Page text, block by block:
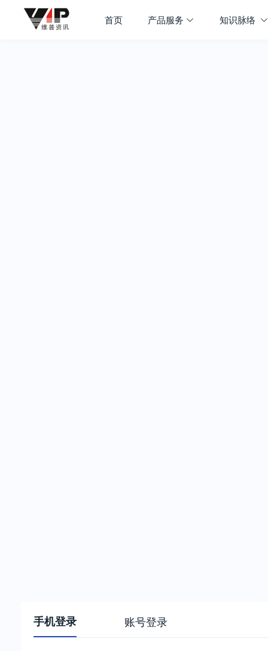
首页 产品服务 知识脉络
手机登录 账号登录